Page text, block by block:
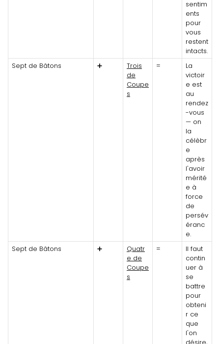
sentim
ents
pour
vous
restent
intacts.
Sept de Bâtons
➕
Trois
de
Coupe
s
=
La
victoir
e est
au
rendez
-vous
— on
la
célèbr
e
après
l'avoir
mérité
e à
force
de
persév
éranc
e.
Sept de Bâtons
➕
Quatr
e de
Coupe
s
=
Il faut
contin
uer à
se
battre
pour
obteni
r ce
que
l'on